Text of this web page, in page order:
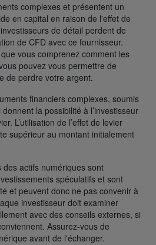
complexes et présentent un
en capital en raison de l'effet de
de détail perdent de
de CFD avec ce fournisseur.
vous comprenez comment les
pouvez vous permettre de
de perdre votre argent.
financiers complexes, soumis
la possibilité à l’investisseur
L’utilisation de l’effet de levier
supérieur au montant initialement
actifs numériques sont
spéculatifs et sont
et peuvent donc ne pas convenir à
investisseur doit examiner
avec des conseils externes, si
Assurez-vous de
avant de l'échanger.